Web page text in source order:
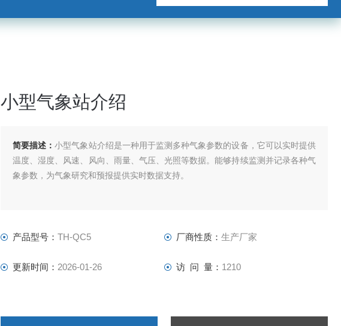
小型气象站介绍
简要描述：小型气象站介绍是一种用于监测多种气象参数的设备，它可以实时提供
温度、湿度、风速、风向、雨量、气压、光照等数据。能够持续监测并记录各种气
象参数，为气象研究和预报提供实时数据支持。
产品型号： TH-QC5 厂商性质： 生产厂家
更新时间： 2026-01-26 访 问 量： 1210